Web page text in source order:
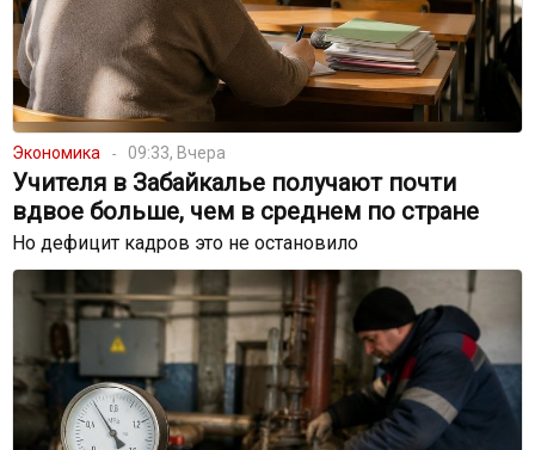
Экономика 09:33, Вчера
Учителя в Забайкалье получают почти
вдвое больше, чем в среднем по стране
Но дефицит кадров это не остановило